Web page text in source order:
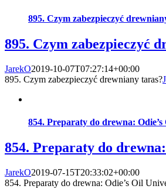
895. Czym zabezpieczyć
895. Czym zabezpieczyć
JarekO2019-10-07T07:27:14+00:00
895. Czym zabezpieczyć drewniany taras?
854. Preparaty do drewna:
854. Preparaty do
JarekO2019-07-15T20:33:02+00:00
854. Preparaty do drewna: Odie’s Oil